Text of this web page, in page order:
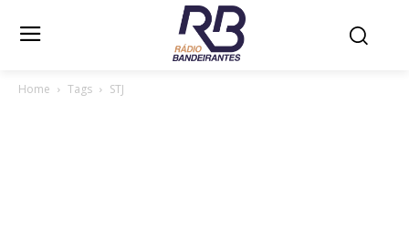
Home Tags STJ